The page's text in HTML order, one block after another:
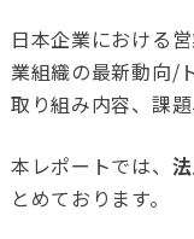
日本企業における
業組織の最新動向/
取り組み内容、課
本レポートでは、
とめております。